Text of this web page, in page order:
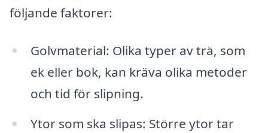
följande faktorer:
Golvmaterial: Olika typer av trä, som
ek eller bok, kan kräva olika metoder
och tid för slipning.
Ytor som ska slipas: Större ytor tar